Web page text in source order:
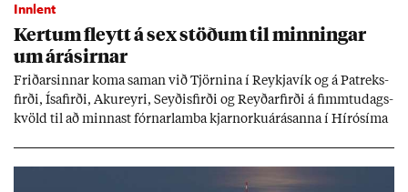
Innlent
Kert­um fleytt á sex stöð­um til minn­ing­ar
um árás­irn­ar
Frið­arsinn­ar koma sam­an við Tjörn­ina í Reykja­vík og á Pat­reks­
firði, Ísa­firði, Ak­ur­eyri, Seyð­is­firði og Reyð­ar­firði á fimmtu­dags­
kvöld til að minn­ast fórn­ar­lamba kjarn­orku­árás­anna í Hírósíma